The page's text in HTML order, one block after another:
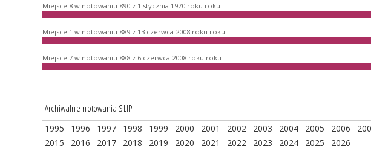
Miejsce 8 w notowaniu 890 z 1 stycznia 1970 roku roku
Miejsce 1 w notowaniu 889 z 13 czerwca 2008 roku roku
Miejsce 7 w notowaniu 888 z 6 czerwca 2008 roku roku
Archiwalne notowania SLIP
1995 1996 1997 1998 1999 2000 2001 2002 2003 2004 2005 2006
2015
2016 2017 2018 2019 2020 2021 2022 2023 2024 2025 2026